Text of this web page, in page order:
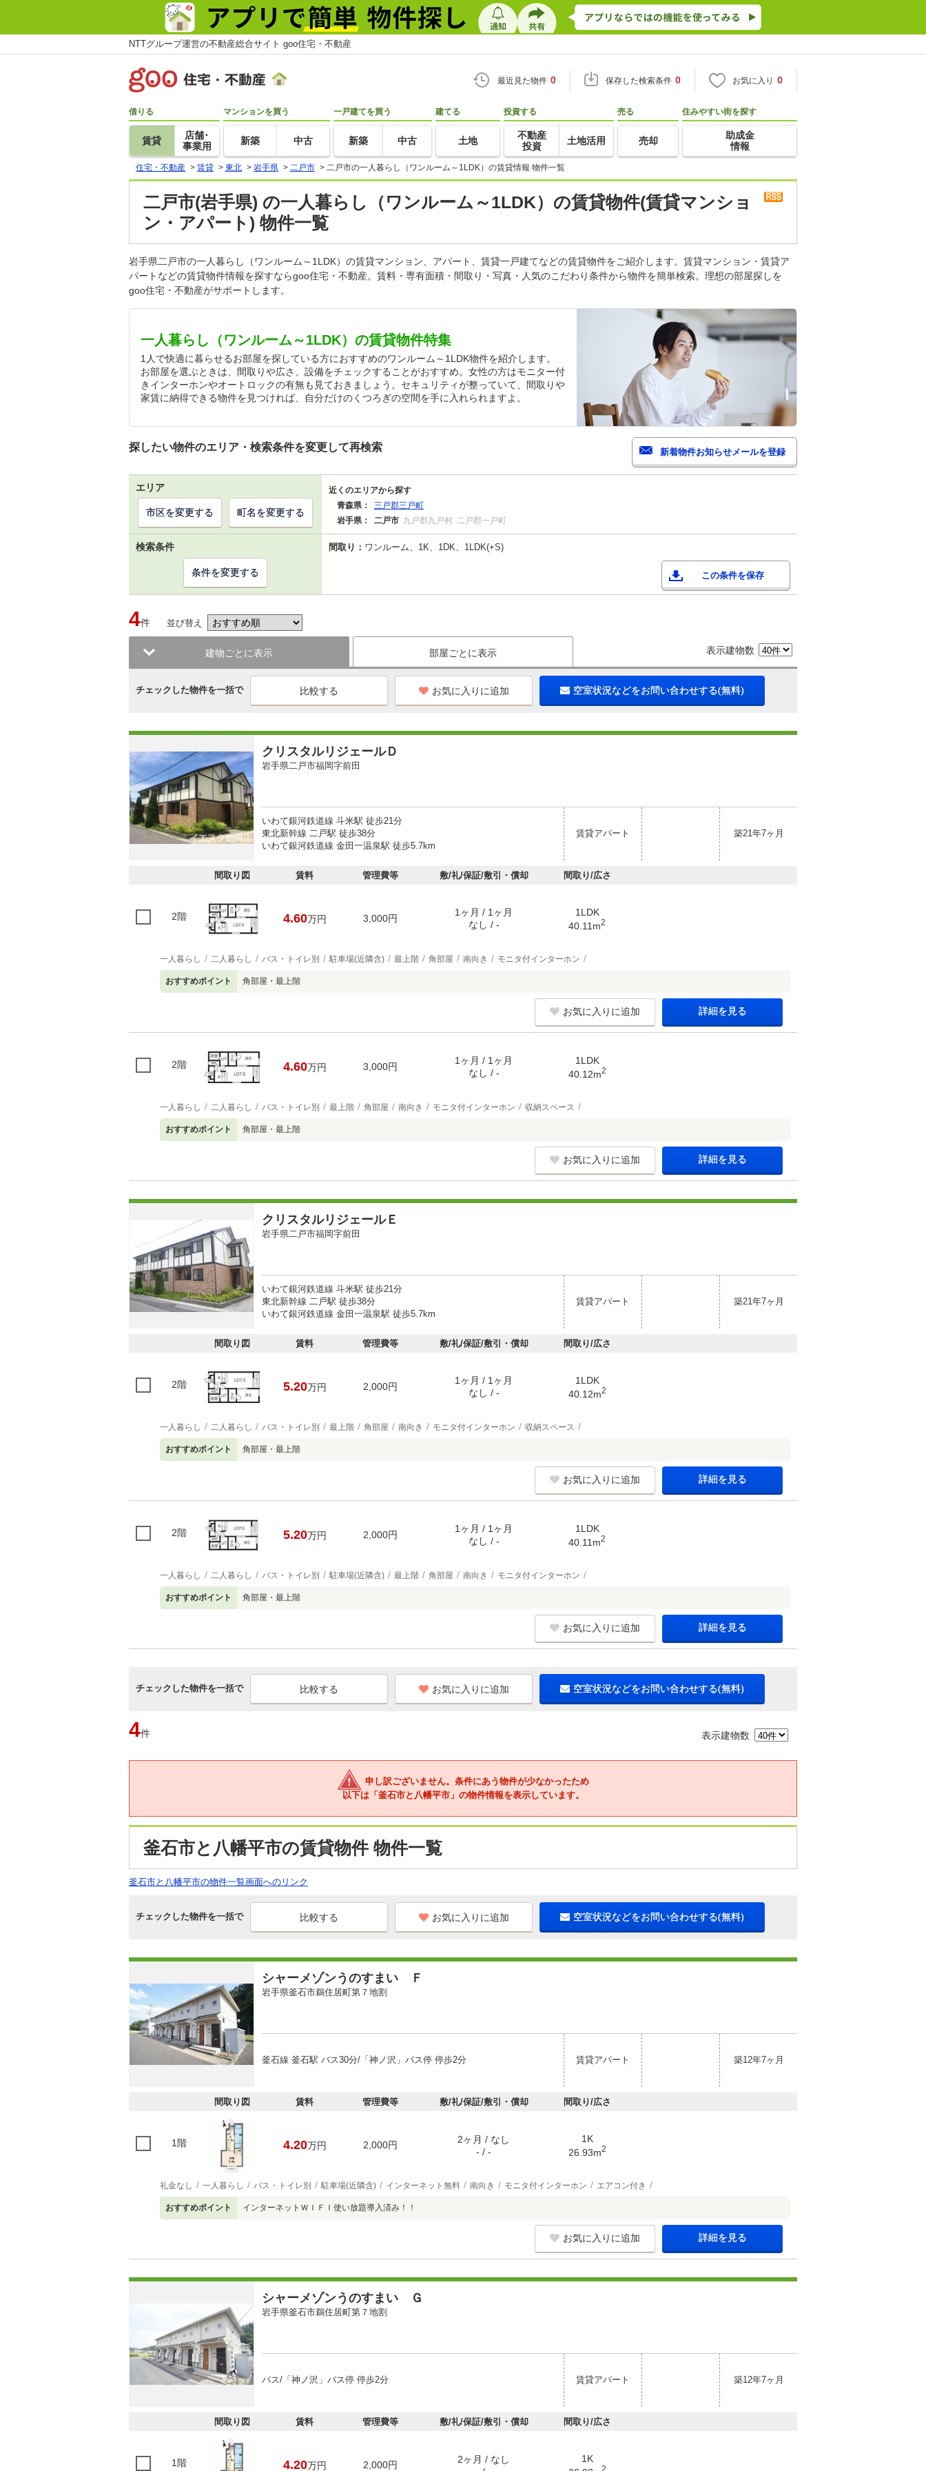
NTTグループ運営の不動産総合サイト goo住宅・不動産
最近見た物件 0 保存した検索条件 0 お気に入り 0
借りる
賃貸
店舗･
事業用
マンションを買う
新築 中古
一戸建てを買う
新築 中古
建てる
土地
投資する
不動産
投資
土地活用
売る
売却
住みやすい街を探す
助成金
情報
住宅・不動産 > 賃貸 > 東北 > 岩手県 > 二戸市 > 二戸市の一人暮らし（ワンルーム～1LDK）の賃貸情報 物件一覧
二戸市(岩手県) の一人暮らし（ワンルーム～1LDK）の賃貸物件(賃貸マンショ
ン・アパート) 物件一覧
岩手県二戸市の一人暮らし（ワンルーム～1LDK）の賃貸マンション、アパート、賃貸一戸建てなどの賃貸物件をご紹介します。賃貸マンション・賃貸ア
パートなどの賃貸物件情報を探すならgoo住宅・不動産。賃料・専有面積・間取り・写真・人気のこだわり条件から物件を簡単検索。理想の部屋探しを
goo住宅・不動産がサポートします。
一人暮らし（ワンルーム～1LDK）の賃貸物件特集
1人で快適に暮らせるお部屋を探している方におすすめのワンルーム～1LDK物件を紹介します。
お部屋を選ぶときは、間取りや広さ、設備をチェックすることがおすすめ。女性の方はモニター付
きインターホンやオートロックの有無も見ておきましょう。セキュリティが整っていて、間取りや
家賃に納得できる物件を見つければ、自分だけのくつろぎの空間を手に入れられますよ。
探したい物件のエリア・検索条件を変更して再検索
エリア
近くのエリアから探す
青森県：
三戸郡三戸町
岩手県：
二戸市 九戸郡九戸村 二戸郡一戸町
市区を変更する 町名を変更する
検索条件 間取り： ワンルーム、1K、1DK、1LDK(+S)
この条件を保存
条件を変更する
4件 並び替え
建物ごとに表示 部屋ごとに表示 表示建物数
チェックした物件を一括で お気に入りに追加 空室状況などをお問い合わせする(無料)
クリスタルリジェールＤ
岩手県二戸市福岡字前田
いわて銀河鉄道線 斗米駅 徒歩21分
東北新幹線 二戸駅 徒歩38分
いわて銀河鉄道線 金田一温泉駅 徒歩5.7km
賃貸アパート 築21年7ヶ月
間取り図 賃料 管理費等 敷/礼/保証/敷引・償却 間取り/広さ
2階 4.60万円 3,000円
1ヶ月 / 1ヶ月
なし / -
1LDK
40.11m2
一人暮らし 二人暮らし バス・トイレ別 駐車場(近隣含) 最上階 角部屋 南向き モニタ付インターホン
おすすめポイント 角部屋・最上階
お気に入りに追加 詳細を見る
2階 4.60万円 3,000円
1ヶ月 / 1ヶ月
なし / -
1LDK
40.12m2
一人暮らし 二人暮らし バス・トイレ別 最上階 角部屋 南向き モニタ付インターホン 収納スペース
おすすめポイント 角部屋・最上階
お気に入りに追加 詳細を見る
クリスタルリジェールＥ
岩手県二戸市福岡字前田
いわて銀河鉄道線 斗米駅 徒歩21分
東北新幹線 二戸駅 徒歩38分
いわて銀河鉄道線 金田一温泉駅 徒歩5.7km
賃貸アパート 築21年7ヶ月
間取り図 賃料 管理費等 敷/礼/保証/敷引・償却 間取り/広さ
2階 5.20万円 2,000円
1ヶ月 / 1ヶ月
なし / -
1LDK
40.12m2
一人暮らし 二人暮らし バス・トイレ別 最上階 角部屋 南向き モニタ付インターホン 収納スペース
おすすめポイント 角部屋・最上階
お気に入りに追加 詳細を見る
2階 5.20万円 2,000円
1ヶ月 / 1ヶ月
なし / -
1LDK
40.11m2
一人暮らし 二人暮らし バス・トイレ別 駐車場(近隣含) 最上階 角部屋 南向き モニタ付インターホン
おすすめポイント 角部屋・最上階
お気に入りに追加 詳細を見る
チェックした物件を一括で お気に入りに追加 空室状況などをお問い合わせする(無料)
4件 表示建物数
申し訳ございません。条件にあう物件が少なかったため
以下は「釜石市と八幡平市」の物件情報を表示しています。
釜石市と八幡平市の賃貸物件 物件一覧
釜石市と八幡平市の物件一覧画面へのリンク
チェックした物件を一括で お気に入りに追加 空室状況などをお問い合わせする(無料)
シャーメゾンうのすまい Ｆ
岩手県釜石市鵜住居町第７地割
釜石線 釜石駅 バス30分/「神ノ沢」バス停 停歩2分 賃貸アパート 築12年7ヶ月
間取り図 賃料 管理費等 敷/礼/保証/敷引・償却 間取り/広さ
1階 4.20万円 2,000円
2ヶ月 / なし
- / -
1K
26.93m2
礼金なし 一人暮らし バス・トイレ別 駐車場(近隣含) インターネット無料 南向き モニタ付インターホン エアコン付き
おすすめポイント インターネットＷＩＦＩ使い放題導入済み！！
お気に入りに追加 詳細を見る
シャーメゾンうのすまい Ｇ
岩手県釜石市鵜住居町第７地割
バス/「神ノ沢」バス停 停歩2分 賃貸アパート 築12年7ヶ月
間取り図 賃料 管理費等 敷/礼/保証/敷引・償却 間取り/広さ
1階 4.20万円 2,000円
2ヶ月 / なし
1K
2